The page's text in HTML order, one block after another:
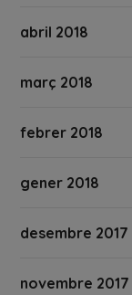
abril 2018
març 2018
febrer 2018
gener 2018
desembre 2017
novembre 2017